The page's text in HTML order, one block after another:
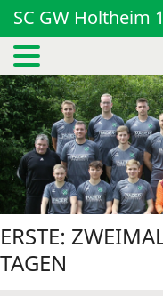
SC GW Holtheim
ERSTE:
TAGEN